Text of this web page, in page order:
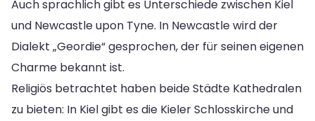
Auch sprachlich gibt es Unterschiede zwischen Kiel
und Newcastle upon Tyne. In Newcastle wird der
Dialekt „Geordie“ gesprochen, der für seinen eigenen
Charme bekannt ist.
Religiös betrachtet haben beide Städte Kathedralen
zu bieten: In Kiel gibt es die Kieler Schlosskirche und